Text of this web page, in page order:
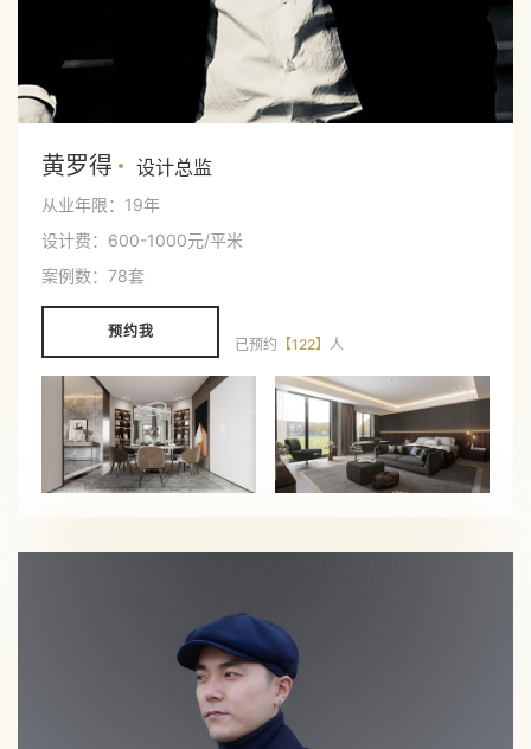
黄罗得 设计总监
从业年限：19年
设计费：600-1000元/平米
案例数：78套
预约我
已预约 【122】 人